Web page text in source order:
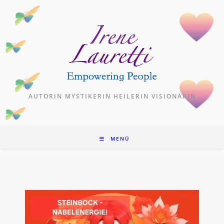
Inhalt
AUTORIN MYSTIKERIN HEILERIN VISIONÄRIN
MENÜ